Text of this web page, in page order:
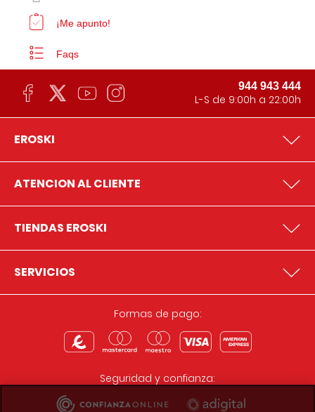
¡Me apunto!
Faqs
944 943 444
L-S de 9:00h a 22:00h
EROSKI
ATENCION AL CLIENTE
TIENDAS EROSKI
SERVICIOS
Formas de pago:
Seguridad y confianza: